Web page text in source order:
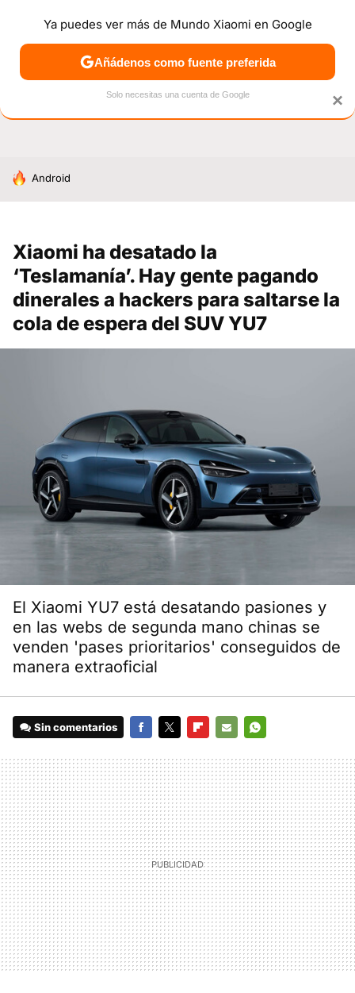
NOTICIAS MÓVILES TUTORIALES OFERTAS
HOY SE HABLA DE
Android
Xiaomi ha desatado la
‘Teslamanía’. Hay gente pagando
dinerales a hackers para saltarse la
cola de espera del SUV YU7
El Xiaomi YU7 está desatando pasiones y
en las webs de segunda mano chinas se
venden 'pases prioritarios' conseguidos de
manera extraoficial
Sin comentarios
MAIL
×
Ya puedes ver más de Mundo Xiaomi en Google
Añádenos como fuente preferida
Solo necesitas una cuenta de Google